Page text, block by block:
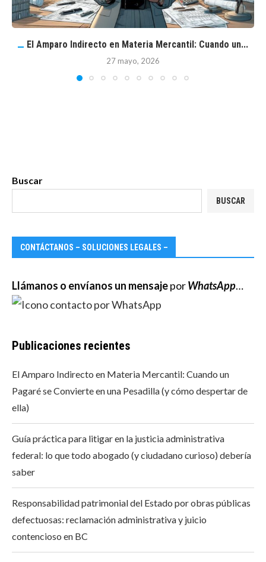
El Amparo Indirecto en Materia Mercantil: Cuando un...
27 mayo, 2026
Buscar
BUSCAR
CONTÁCTANOS – SOLUCIONES LEGALES –
Llámanos o envíanos un mensajeporWhatsApp…
Publicaciones recientes
El Amparo Indirecto en Materia Mercantil: Cuando un
Pagaré se Convierte en una Pesadilla (y cómo despertar de
ella)
Guía práctica para litigar en la justicia administrativa
federal: lo que todo abogado (y ciudadano curioso) debería
saber
Responsabilidad patrimonial del Estado por obras públicas
defectuosas: reclamación administrativa y juicio
contencioso en BC